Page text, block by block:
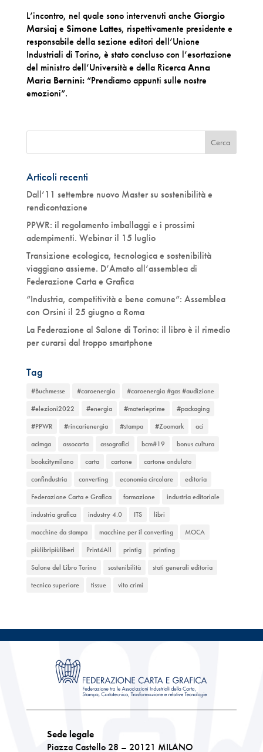
L’incontro, nel quale sono intervenuti anche Giorgio
Marsiaj e Simone Lattes, rispettivamente presidente e
responsabile della sezione editori dell’Unione
Industriali di Torino, è stato concluso con l’esortazione
del ministro dell’Università e della RicercaAnna
Maria Bernini:“Prendiamo appunti sulle nostre
emozioni”.
Articoli recenti
Dall’11 settembre nuovo Master su sostenibilità e
rendicontazione
PPWR: il regolamento imballaggi e i prossimi
adempimenti. Webinar il 15 luglio
Transizione ecologica, tecnologica e sostenibilità
viaggiano assieme. D’Amato all’assemblea di
Federazione Carta e Grafica
“Industria, competitività e bene comune”: Assemblea
con Orsini il 25 giugno a Roma
La Federazione al Salone di Torino: il libro è il rimedio
per curarsi dal troppo smartphone
Tag
#Buchmesse #caroenergia
#caroenergia #gas #audizione
#elezioni2022
#energia #materieprime
#packaging
#PPWR
#rincarienergia #stampa #Zoomark
aci
acimga
assocarta assografici bcm#19
bonus cultura
bookcitymilano
carta cartone
cartone ondulato
confindustria
converting economia circolare
editoria
Federazione Carta e Grafica
formazione
industria editoriale
industria grafica
industry 4.0 ITS
libri
macchine da stampa
macchine per il converting
MOCA
piùlibripiùliberi
Print4All printig
printing
Salone del Libro Torino
sostenibilità
stati generali editoria
tecnico superiore
tissue vito crimi
Sede legale
Piazza Castello 28 – 20121 MILANO